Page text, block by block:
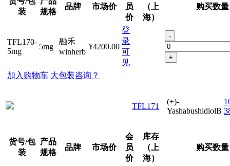
装
规格
品牌 市场价
员
价
（上
海）
购买数量
TFL170-
5mg
5mg
融禾
winherb
¥4200.00
登
录
可
见
-
+
加入购物车 大包装咨询？
TFL171
(+)-
YashabushidiolB
货号/包
装
产品
规格
品牌 市场价
会
员
价
库存
（上
海）
购买数量